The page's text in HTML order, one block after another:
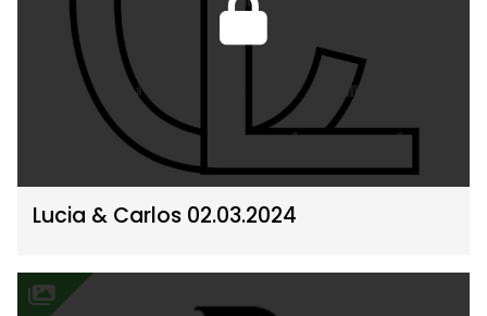
Lucia & Carlos 02.03.2024